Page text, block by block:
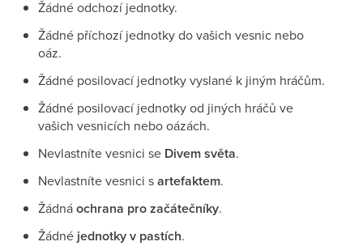
Žádné odchozí jednotky.
Žádné příchozí jednotky do vašich vesnic nebo
oáz.
Žádné posilovací jednotky vyslané k jiným hráčům.
Žádné posilovací jednotky od jiných hráčů ve
vašich vesnicích nebo oázách.
Nevlastníte vesnici se Divem světa.
Nevlastníte vesnici sartefaktem.
Žádnáochrana pro začátečníky.
Žádné jednotky v pastích.